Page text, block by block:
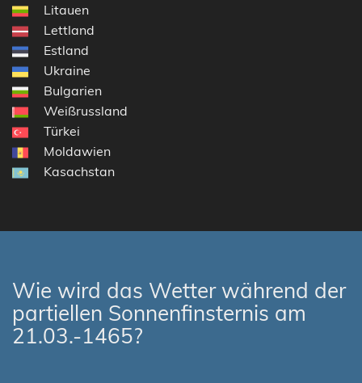
Litauen
Lettland
Estland
Ukraine
Bulgarien
Weißrussland
Türkei
Moldawien
Kasachstan
Wie wird das Wetter während der
partiellen Sonnenfinsternis am
21.03.-1465?